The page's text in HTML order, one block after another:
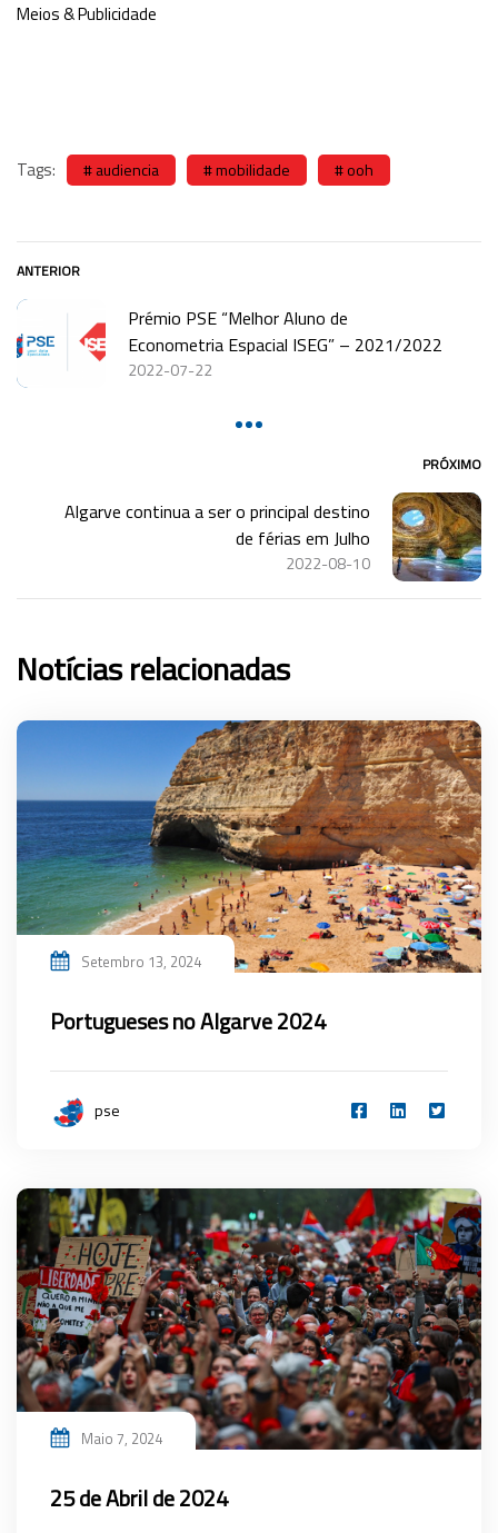
Meios & Publicidade
Tags: audiencia mobilidade ooh
ANTERIOR
Prémio PSE “Melhor Aluno de
Econometria Espacial ISEG” – 2021/2022
2022-07-22
PRÓXIMO
Algarve continua a ser o principal destino
de férias em Julho
2022-08-10
Notícias relacionadas
Setembro 13, 2024
Portugueses no Algarve 2024
pse
Maio 7, 2024
25 de Abril de 2024